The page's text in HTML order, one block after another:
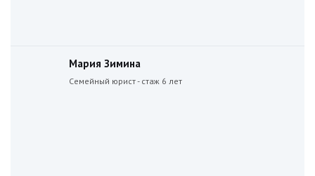
Мария Зимина
Семейный юрист - стаж 6 лет